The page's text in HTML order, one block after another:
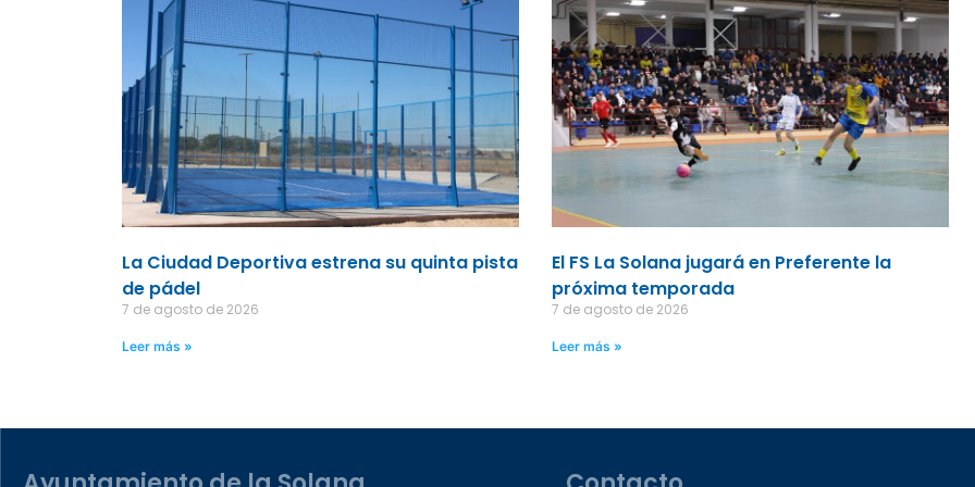
La Ciudad Deportiva estrena su quinta pista
de pádel
7 de agosto de 2026
Leer más »
El FS La Solana jugará en Preferente la
próxima temporada
7 de agosto de 2026
Leer más »